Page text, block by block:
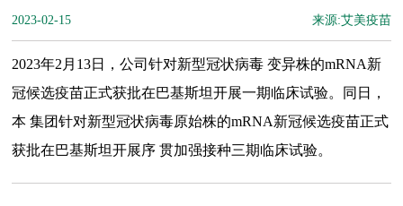
2023-02-15 来源:艾美疫苗
2023年2 月 13日，公司针对新型冠状病毒 变异株的mRNA新
冠候选疫苗正式获批在巴基斯坦开展一期临床试验。同日，
本 集团针对新型冠状病毒原始株的mRNA新冠候选疫苗正式
获批在巴基斯坦开展序 贯加强接种三期临床试验。